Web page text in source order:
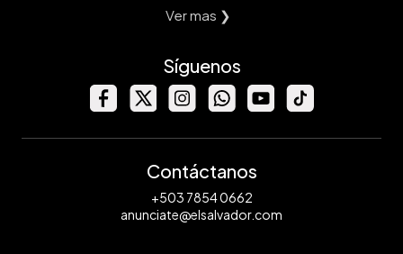
Ver mas ❯
Síguenos
Contáctanos
+503 7854 0662
anunciate@elsalvador.com